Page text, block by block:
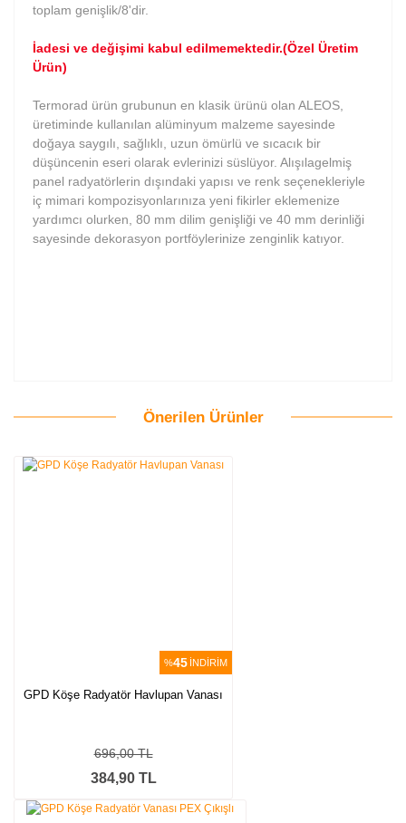
toplam genişlik/8'dir.
İadesi ve değişimi kabul edilmemektedir.(Özel Üretim
Ürün)
Termorad ürün grubunun en klasik ürünü olan ALEOS,
üretiminde kullanılan alüminyum malzeme sayesinde
doğaya saygılı, sağlıklı, uzun ömürlü ve sıcacık bir
düşüncenin eseri olarak evlerinizi süslüyor. Alışılagelmiş
panel radyatörlerin dışındaki yapısı ve renk seçenekleriyle
iç mimari kompozisyonlarınıza yeni fikirler eklemenize
yardımcı olurken, 80 mm dilim genişliği ve 40 mm derinliği
sayesinde dekorasyon portföylerinize zenginlik katıyor.
Önerilen Ürünler
%45 İNDİRİM
GPD Köşe Radyatör Havlupan Vanası
384,90 TL
696,00 TL